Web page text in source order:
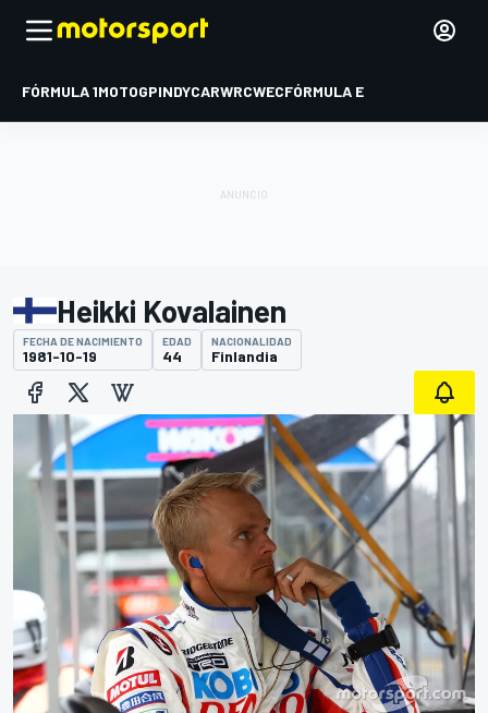
FÓRMULA 1MOTOGPINDYCARWRCWECFÓRMULA E
Heikki Kovalainen
FECHA DE NACIMIENTO
1981-10-19
EDAD
44
NACIONALIDAD
Finlandia